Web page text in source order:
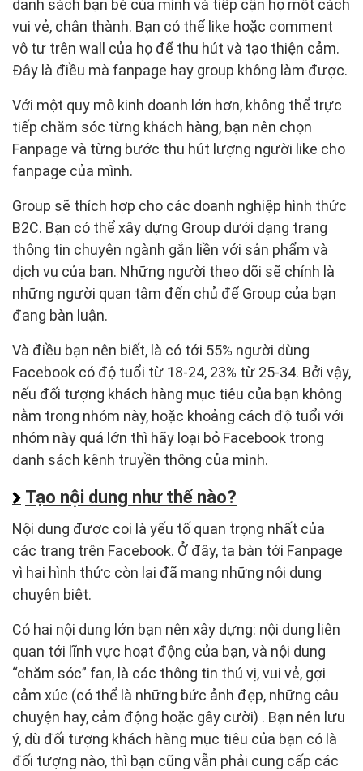
danh sách bạn bè của mình và tiếp cận họ một cách
vui vẻ, chân thành. Bạn có thể like hoặc comment
vô tư trên wall của họ để thu hút và tạo thiện cảm.
Đây là điều mà fanpage hay group không làm được.
Với một quy mô kinh doanh lớn hơn, không thể trực
tiếp chăm sóc từng khách hàng, bạn nên chọn
Fanpage và từng bước thu hút lượng người like cho
fanpage của mình.
Group sẽ thích hợp cho các doanh nghiệp hình thức
B2C. Bạn có thể xây dựng Group dưới dạng trang
thông tin chuyên ngành gắn liền với sản phẩm và
dịch vụ của bạn. Những người theo dõi sẽ chính là
những người quan tâm đến chủ để Group của bạn
đang bàn luận.
Và điều bạn nên biết, là có tới 55% người dùng
Facebook có độ tuổi từ 18-24, 23% từ 25-34. Bởi vậy,
nếu đối tượng khách hàng mục tiêu của bạn không
nằm trong nhóm này, hoặc khoảng cách độ tuổi với
nhóm này quá lớn thì hãy loại bỏ Facebook trong
danh sách kênh truyền thông của mình.
Tạo nội dung như thế nào?
Nội dung được coi là yếu tố quan trọng nhất của
các trang trên Facebook. Ở đây, ta bàn tới Fanpage
vì hai hình thức còn lại đã mang những nội dung
chuyên biệt.
Có hai nội dung lớn bạn nên xây dựng: nội dung liên
quan tới lĩnh vực hoạt động của bạn, và nội dung
“chăm sóc” fan, là các thông tin thú vị, vui vẻ, gợi
cảm xúc (có thể là những bức ảnh đẹp, những câu
chuyện hay, cảm động hoặc gây cười) . Bạn nên lưu
ý, dù đối tượng khách hàng mục tiêu của bạn có là
đối tượng nào, thì bạn cũng vẫn phải cung cấp các